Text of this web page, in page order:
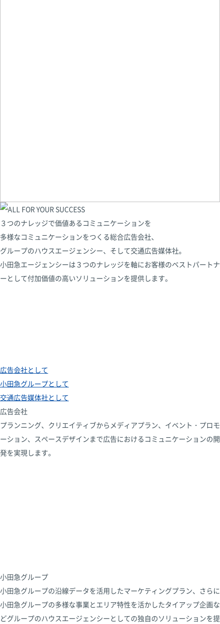
３つのナレッジで価値あるコミュニケーションを
多様なコミュニケーションをつくる総合広告会社、
グループのハウスエージェンシー、そして交通広告媒体社。
小田急エージェンシーは３つのナレッジを軸にお客様のベストパートナ
ーとして付加価値の高いソリューションを提供します。
広告会社として
小田急グループとして
交通広告媒体社として
広告会社
プランニング、クリエイティブからメディアプラン、イベント・プロモ
ーション、スペースデザインまで広告におけるコミュニケーションの開
発を実現します。
小田急グループ
小田急グループの沿線データを活用したマーケティングプラン、さらに
小田急グループの多様な事業とエリア特性を活かしたタイアップ企画な
どグループのハウスエージェンシーとしての独自のソリューションを提